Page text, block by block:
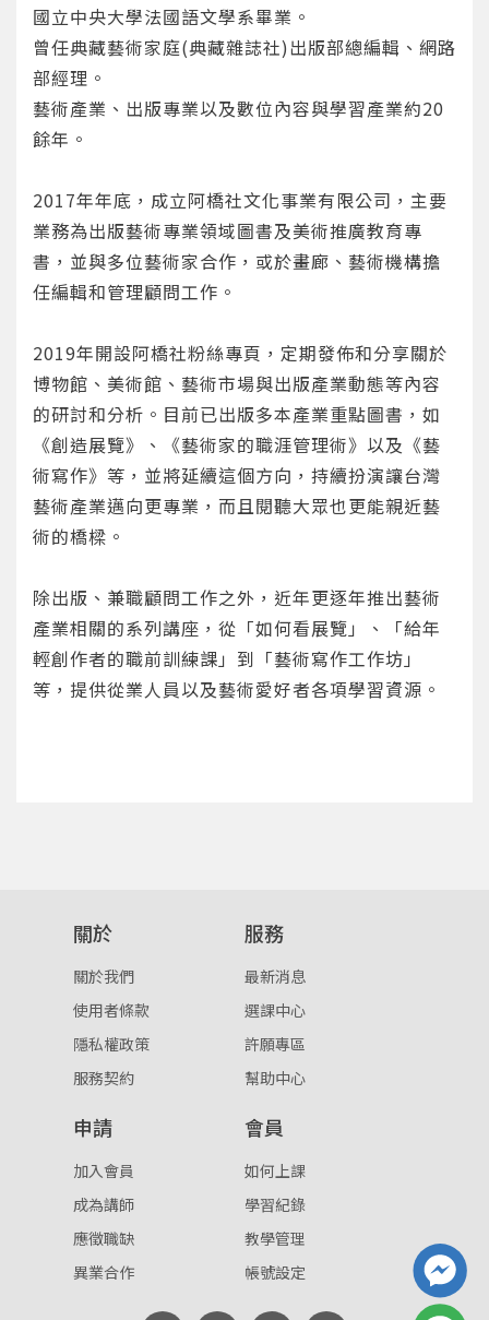
或 或
註冊
按下註冊即代表你同意我們的使用者條款
您將收到一封Email，請依照信件中的指示重新登
重設密碼
系統偵測到您的帳號重複登入，
點擊下方「確定」將前一位使用者強制登出。
確定
取消
國立中央大學法國語文學系畢業。
曾任典藏藝術家庭(典藏雜誌社)出版部總編輯、網路
部經理。
藝術產業、出版專業以及數位內容與學習產業約20
餘年。
2017年年底，成立阿橋社文化事業有限公司，主要
業務為出版藝術專業領域圖書及美術推廣教育專
書，並與多位藝術家合作，或於畫廊、藝術機構擔
任編輯和管理顧問工作。
2019年開設阿橋社粉絲專頁，定期發佈和分享關於
博物館、美術館、藝術市場與出版產業動態等內容
的研討和分析。目前已出版多本產業重點圖書，如
《創造展覽》、《藝術家的職涯管理術》以及《藝
術寫作》等，並將延續這個方向，持續扮演讓台灣
藝術產業邁向更專業，而且閱聽大眾也更能親近藝
術的橋樑。
除出版、兼職顧問工作之外，近年更逐年推出藝術
產業相關的系列講座，從「如何看展覽」、「給年
輕創作者的職前訓練課」到「藝術寫作工作坊」
等，提供從業人員以及藝術愛好者各項學習資源。
關於
關於我們
使用者條款
隱私權政策
服務契約
服務
最新消息
選課中心
許願專區
幫助中心
申請
加入會員
成為講師
應徵職缺
異業合作
會員
如何上課
學習紀錄
教學管理
帳號設定